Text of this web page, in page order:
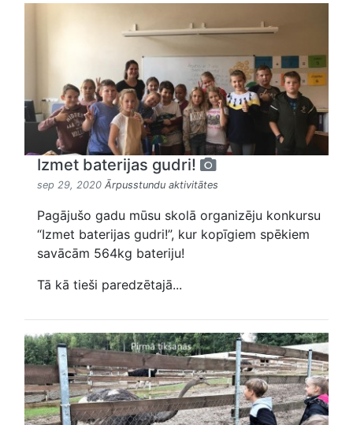
Izmet baterijas gudri!
sep 29, 2020 Ārpusstundu aktivitātes
Pagājušo gadu mūsu skolā organizēju konkursu
“Izmet baterijas gudri!”, kur kopīgiem spēkiem
savācām 564kg bateriju!
Tā kā tieši paredzētajā...